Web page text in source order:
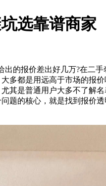
选靠谱商家
的报价差出好几万?在二
多都是用远高于市场的报
其是普通用户大多不了解
题的核心，就是找到报价